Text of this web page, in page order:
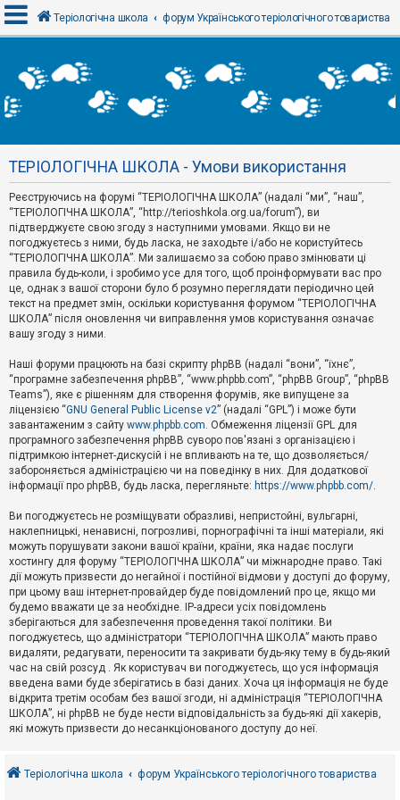
х
і
Р
є
с
т
р
а
ц
я
Т
м
и
б
е
з
в
і
д
п
о
в
д
й
А
к
т
и
в
н
т
е
м
и
о
Теріологічна школа форум Українського теріологічного товариства
ТЕРІОЛОГІЧНА ШКОЛА - Умови використання
Реєструючись на форумі “ТЕРІОЛОГІЧНА ШКОЛА” (надалі “ми”, “наш”,
“ТЕРІОЛОГІЧНА ШКОЛА”, “http://terioshkola.org.ua/forum”), ви
підтверджуєте свою згоду з наступними умовами. Якщо ви не
погоджуєтесь з ними, будь ласка, не заходьте і/або не користуйтесь
“ТЕРІОЛОГІЧНА ШКОЛА”. Ми залишаємо за собою право змінювати ці
правила будь-коли, і зробимо усе для того, щоб проінформувати вас про
це, однак з вашої сторони було б розумно переглядати періодично цей
текст на предмет змін, оскільки користування форумом “ТЕРІОЛОГІЧНА
ШКОЛА” після оновлення чи виправлення умов користування означає
вашу згоду з ними.
Наші форуми працюють на базі скрипту phpBB (надалі “вони”, “їхнє”,
“програмне забезпечення phpBB”, “www.phpbb.com”, “phpBB Group”, “phpBB
Teams”), яке є рішенням для створення форумів, яке випущене за
ліцензією “GNU General Public License v2” (надалі “GPL”) і може бути
завантаженим з сайту www.phpbb.com. Обмеження ліцензії GPL для
програмного забезпечення phpBB суворо пов'язані з організацією і
підтримкою інтернет-дискусій і не впливають на те, що дозволяється/
забороняється адміністрацією чи на поведінку в них. Для додаткової
інформації про phpBB, будь ласка, перегляньте: https://www.phpbb.com/.
Ви погоджуєтесь не розміщувати образливі, непристойні, вульгарні,
наклепницькі, ненависні, погрозливі, порнографічні та інші матеріали, які
можуть порушувати закони вашої країни, країни, яка надає послуги
хостингу для форуму “ТЕРІОЛОГІЧНА ШКОЛА” чи міжнародне право. Такі
дії можуть призвести до негайної і постійної відмови у доступі до форуму,
при цьому ваш інтернет-провайдер буде повідомлений про це, якщо ми
будемо вважати це за необхідне. IP-адреси усіх повідомлень
зберігаються для забезпечення проведення такої політики. Ви
погоджуєтесь, що адміністратори “ТЕРІОЛОГІЧНА ШКОЛА” мають право
видаляти, редагувати, переносити та закривати будь-яку тему в будь-який
час на свій розсуд . Як користувач ви погоджуєтесь, що уся інформація
введена вами буде зберігатись в базі даних. Хоча ця інформація не буде
відкрита третім особам без вашої згоди, ні адміністрація “ТЕРІОЛОГІЧНА
ШКОЛА”, ні phpBB не буде нести відповідальність за будь-які дії хакерів,
які можуть призвести до несанкціонованого доступу до неї.
Теріологічна школа форум Українського теріологічного товариства